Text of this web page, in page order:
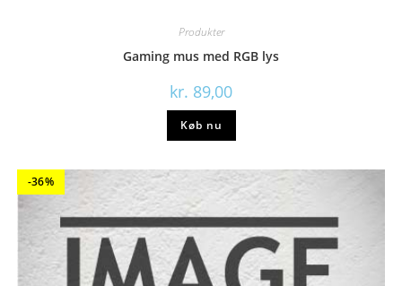
Produkter
Gaming mus med RGB lys
kr. 89,00
Køb nu
-36%